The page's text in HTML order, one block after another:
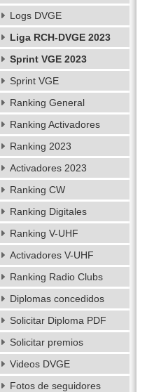
Logs DVGE
Liga RCH-DVGE 2023
Sprint VGE 2023
Sprint VGE
Ranking General
Ranking Activadores
Ranking 2023
Activadores 2023
Ranking CW
Ranking Digitales
Ranking V-UHF
Activadores V-UHF
Ranking Radio Clubs
Diplomas concedidos
Solicitar Diploma PDF
Solicitar premios
Videos DVGE
Fotos de seguidores